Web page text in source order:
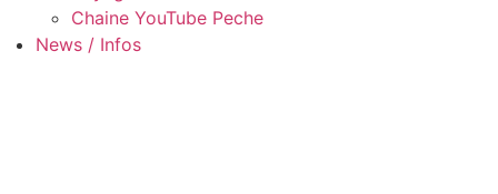
Chaine YouTube Peche
News / Infos